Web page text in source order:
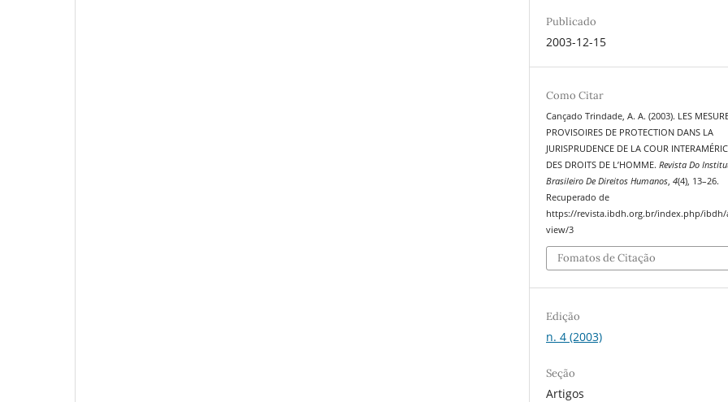
Publicado
2003-12-15
Como Citar
Cançado Trindade, A. A. (2003). LES
PROVISOIRES DE PROTECTION DANS LA
JURISPRUDENCE DE LA COUR
DES DROITS DE L’HOMME.Revista Do
Brasileiro De Direitos Humanos,4(4), 13–26.
Recuperado de
https://revista.ibdh.org.br/index.php/ibdh/
view/3
Fomatos de Citação
Edição
n. 4 (2003)
Seção
Artigos